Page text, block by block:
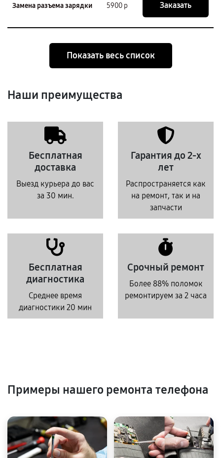
Замена разъема зарядки 5900 р Заказать
Показать весь список
Наши преимущества
Бесплатная
доставка
Выезд курьера до вас
за 30 мин.
Гарантия до 2-х
лет
Распространяется как
на ремонт, так и на
запчасти
Бесплатная
диагностика
Среднее время
диагностики 20 мин
Срочный ремонт
Более 88% поломок
ремонтируем за 2 часа
Примеры нашего ремонта телефона